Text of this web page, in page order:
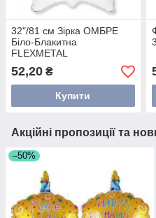
32"/81 см Зірка ОМБРЕ
Біло-Блакитна
FLEXMETAL
52,20 ₴
Купити
Акційні пропозиції та
–50%